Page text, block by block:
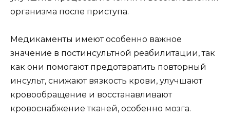
организма после приступа.
Медикаменты имеют особенно важное
значение в постинсультной реабилитации, так
как они помогают предотвратить повторный
инсульт, снижают вязкость крови, улучшают
кровообращение и восстанавливают
кровоснабжение тканей, особенно мозга.